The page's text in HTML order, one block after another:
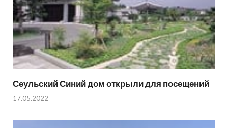
Сеульский Синий дом открыли для посещений
17.05.2022